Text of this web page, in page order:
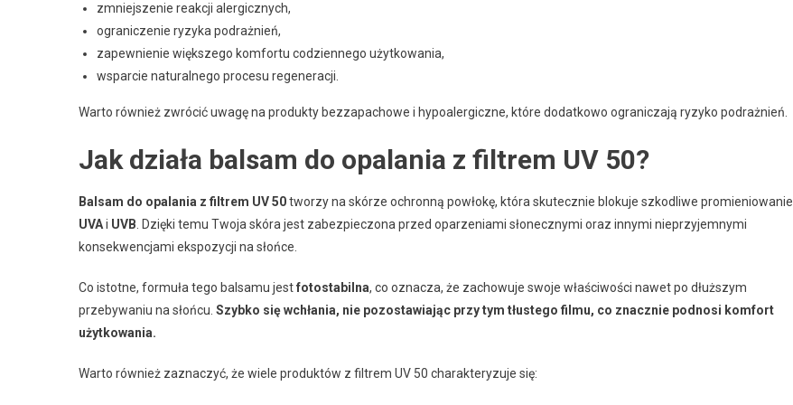
zmniejszenie reakcji alergicznych,
ograniczenie ryzyka podrażnień,
zapewnienie większego komfortu codziennego użytkowania,
wsparcie naturalnego procesu regeneracji.
Warto również zwrócić uwagę na produkty bezzapachowe i hypoalergiczne, które dodatkowo ograniczają ryzyko podrażnień.
Jak działa balsam do opalania z filtrem UV 50?
Balsam do opalania z filtrem UV 50tworzy na skórze ochronną powłokę, która skutecznie blokuje szkodliwe promieniowanie
UVAi UVB . Dzięki temu Twoja skóra jest zabezpieczona przed oparzeniami słonecznymi oraz innymi nieprzyjemnymi
konsekwencjami ekspozycji na słońce.
Co istotne, formuła tego balsamu jestfotostabilna, co oznacza, że zachowuje swoje właściwości nawet po dłuższym
przebywaniu na słońcu. Szybko się wchłania, nie pozostawiając przy tym tłustego filmu, co znacznie podnosi komfort
użytkowania.
Warto również zaznaczyć, że wiele produktów z filtrem UV 50 charakteryzuje się: